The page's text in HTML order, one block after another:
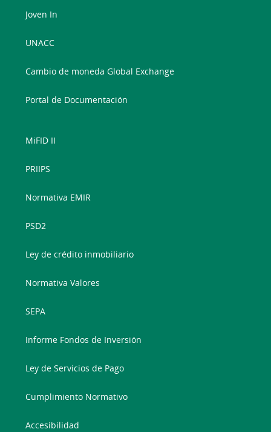
Joven In
UNACC
Cambio de moneda Global Exchange
Portal de Documentación
MiFID II
PRIIPS
Normativa EMIR
PSD2
Ley de crédito inmobiliario
Normativa Valores
SEPA
Informe Fondos de Inversión
Ley de Servicios de Pago
Cumplimiento Normativo
Accesibilidad